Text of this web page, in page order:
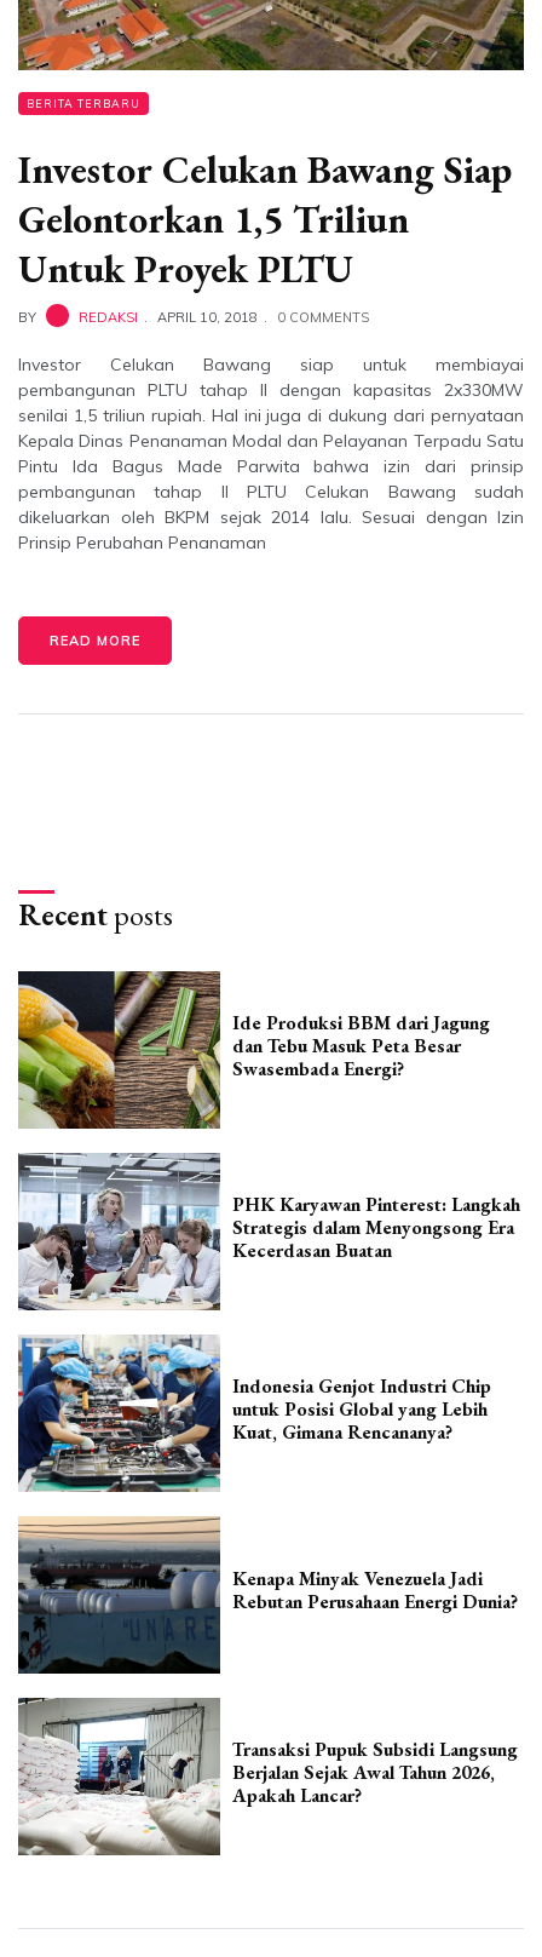
BERITA TERBARU
Investor Celukan Bawang Siap
Gelontorkan 1,5 Triliun
Untuk Proyek PLTU
BY REDAKSI APRIL 10, 2018 0 COMMENTS
Investor Celukan Bawang siap untuk membiayai
pembangunan PLTU tahap II dengan kapasitas 2x330MW
senilai 1,5 triliun rupiah. Hal ini juga di dukung dari pernyataan
Kepala Dinas Penanaman Modal dan Pelayanan Terpadu Satu
Pintu Ida Bagus Made Parwita bahwa izin dari prinsip
pembangunan tahap II PLTU Celukan Bawang sudah
dikeluarkan oleh BKPM sejak 2014 lalu. Sesuai dengan Izin
Prinsip Perubahan Penanaman
READ MORE
Recentposts
Ide Produksi BBM dari Jagung
dan Tebu Masuk Peta Besar
Swasembada Energi?
PHK Karyawan Pinterest: Langkah
Strategis dalam Menyongsong Era
Kecerdasan Buatan
Indonesia Genjot Industri Chip
untuk Posisi Global yang Lebih
Kuat, Gimana Rencananya?
Kenapa Minyak Venezuela Jadi
Rebutan Perusahaan Energi Dunia?
Transaksi Pupuk Subsidi Langsung
Berjalan Sejak Awal Tahun 2026,
Apakah Lancar?